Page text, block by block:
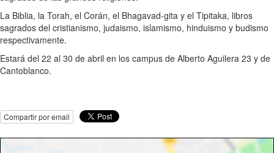
La Biblia, la Torah, el Corán, el Bhagavad-gita y el Tipitaka, libros
sagrados del cristianismo, judaismo, islamismo, hinduismo y budismo
respectivamente.
Estará del 22 al 30 de abril en los campus de Alberto Aguilera 23 y de
Cantoblanco.
Compartir por email